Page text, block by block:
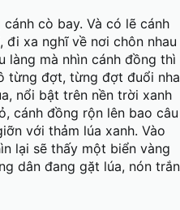
cò bay. Và có lẽ cánh
đi xa nghĩ về nơi chôn nhau
làng mà nhìn cánh đồng thì
từng đợt, từng đợt đuổi
nổi bật trên nền trời xanh
cánh đồng rộn lên bao
với thảm lúa xanh. Vào
lại sẽ thấy một biển vàng
dân đang gặt lúa, nón